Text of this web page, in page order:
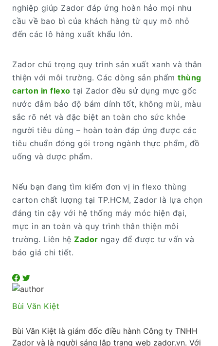
nghiệp giúp Zador đáp ứng hoàn hảo mọi nhu
cầu về bao bì của khách hàng từ quy mô nhỏ
đến các lô hàng xuất khẩu lớn.
Zador chú trọng quy trình sản xuất xanh và thân
thiện với môi trường. Các dòng sản phẩm thùng
carton in flexo tại Zador đều sử dụng mực gốc
nước đảm bảo độ bám dính tốt, không mùi, màu
sắc rõ nét và đặc biệt an toàn cho sức khỏe
người tiêu dùng – hoàn toàn đáp ứng được các
tiêu chuẩn đóng gói trong ngành thực phẩm, đồ
uống và dược phẩm.
Nếu bạn đang tìm kiếm đơn vị in flexo thùng
carton chất lượng tại TP.HCM, Zador là lựa chọn
đáng tin cậy với hệ thống máy móc hiện đại,
mực in an toàn và quy trình thân thiện môi
trường. Liên hệ Zador ngay để được tư vấn và
báo giá chi tiết.
Bùi Văn Kiệt
Bùi Văn Kiệt là giám đốc điều hành Công ty TNHH
Zador và là người sáng lập trang web zador.vn. Với